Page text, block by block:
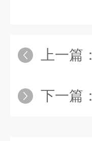
上一篇：
下一篇：